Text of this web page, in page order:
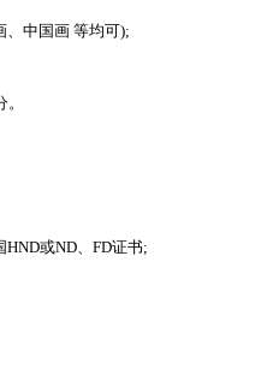
、中国画 等均可);
或ND、FD证书;